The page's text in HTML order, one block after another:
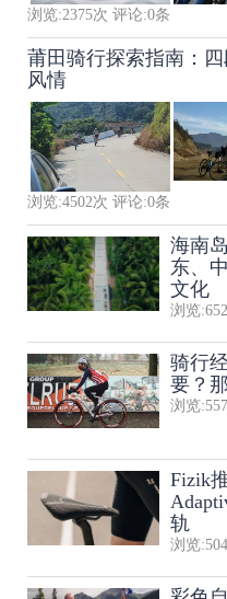
浏览:2375次 评论:0条
莆田骑行探索指南：
风情
浏览:4502次 评论:0条
海南
东、
文化
浏览:
骑行
要？
浏览:
Fizik
轨
浏览: